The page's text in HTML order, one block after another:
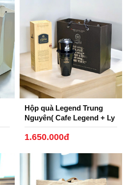
Hộp quà Legend Trung
Nguyên( Cafe Legend + Ly
Gốm, Phin Nhôm Đen)
1.650.000đ